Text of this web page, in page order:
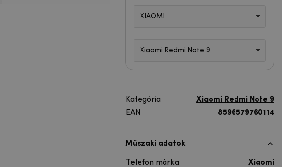
XIAOMI
Xiaomi Redmi Note 9
Kategória
Xiaomi Redmi Note 9
EAN
8596579760114
Műszaki adatok
Telefon márka
Xiaomi